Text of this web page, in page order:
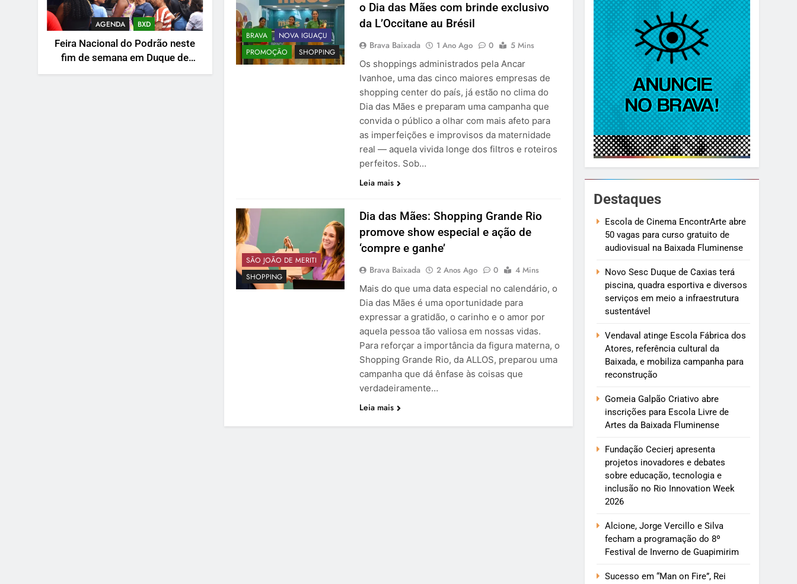
AGENDA BXD
Feira Nacional do Podrão neste
fim de semana em Duque de
Caxias
BRAVA
NOVA IGUAÇU
PROMOÇÃO
SHOPPING
o Dia das Mães com brinde exclusivo
da L’Occitane au Brésil
Brava Baixada 1 Ano Ago 0
5 Mins
Os shoppings administrados pela Ancar
Ivanhoe, uma das cinco maiores empresas de
shopping center do país, já estão no clima do
Dia das Mães e preparam uma campanha que
convida o público a olhar com mais afeto para
as imperfeições e improvisos da maternidade
real — aquela vivida longe dos filtros e roteiros
perfeitos. Sob…
Leia mais
SÃO JOÃO DE MERITI
SHOPPING
Dia das Mães: Shopping Grande Rio
promove show especial e ação de
‘compre e ganhe’
Brava Baixada 2 Anos Ago 0
4 Mins
Mais do que uma data especial no calendário, o
Dia das Mães é uma oportunidade para
expressar a gratidão, o carinho e o amor por
aquela pessoa tão valiosa em nossas vidas.
Para reforçar a importância da figura materna, o
Shopping Grande Rio, da ALLOS, preparou uma
campanha que dá ênfase às coisas que
verdadeiramente…
Leia mais
Destaques
Escola de Cinema EncontrArte abre
50 vagas para curso gratuito de
audiovisual na Baixada Fluminense
Novo Sesc Duque de Caxias terá
piscina, quadra esportiva e diversos
serviços em meio a infraestrutura
sustentável
Vendaval atinge Escola Fábrica dos
Atores, referência cultural da
Baixada, e mobiliza campanha para
reconstrução
Gomeia Galpão Criativo abre
inscrições para Escola Livre de
Artes da Baixada Fluminense
Fundação Cecierj apresenta
projetos inovadores e debates
sobre educação, tecnologia e
inclusão no Rio Innovation Week
2026
Alcione, Jorge Vercillo e Silva
fecham a programação do 8º
Festival de Inverno de Guapimirim
Sucesso em “Man on Fire”, Rei